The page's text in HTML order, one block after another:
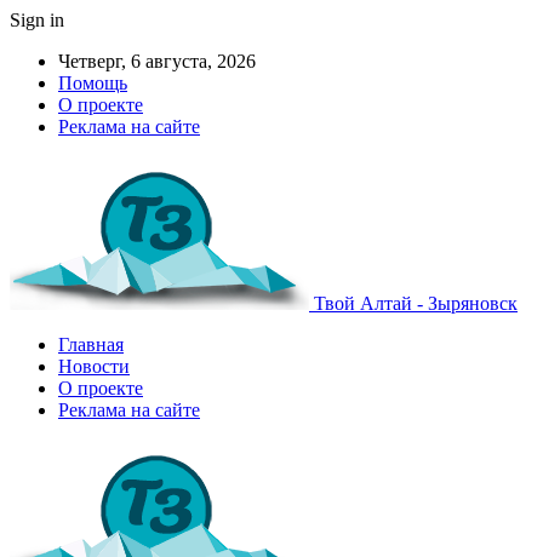
Sign in
Четверг, 6 августа, 2026
Помощь
О проекте
Реклама на сайте
Твой Алтай - Зыряновск
Главная
Новости
О проекте
Реклама на сайте